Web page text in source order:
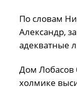
По словам
Александр,
адекватные
Дом Лобасов
холмике